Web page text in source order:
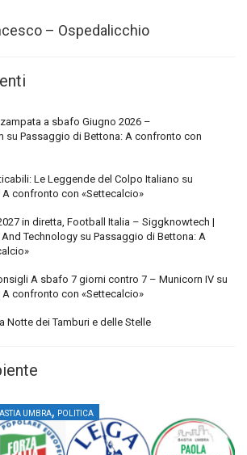
– Ospedalicchio
a sbafo Giugno 2026 –
su Passaggio di Bettona: A confronto con
Le Leggende del Colpo Italiano su
confronto con «Settecalcio»
in diretta, Football Italia – Siggknowtech |
Technology su Passaggio di Bettona: A
A sbafo 7 giorni contro 7 – Municorn IV su
confronto con «Settecalcio»
Notte dei Tamburi e delle Stelle
UMBRA, POLITICA